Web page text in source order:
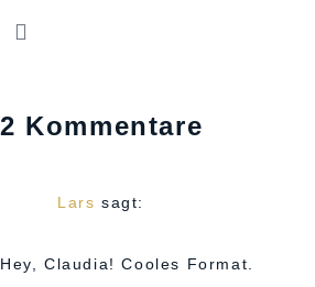
2 Kommentare
Lars sagt:
Hey, Claudia! Cooles Format.